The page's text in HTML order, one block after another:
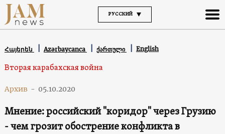
РУССКИЙ
Հայերեն Azərbaycanca ქართული English
Вторая карабахская война
Архив - 05.10.2020
Мнение: российский "коридор" через Грузию
- чем грозит обострение конфликта в